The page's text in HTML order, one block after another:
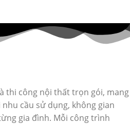
thi công nội thất trọn gói, mang
cầu sử dụng, không gian
gia đình. Mỗi công trình